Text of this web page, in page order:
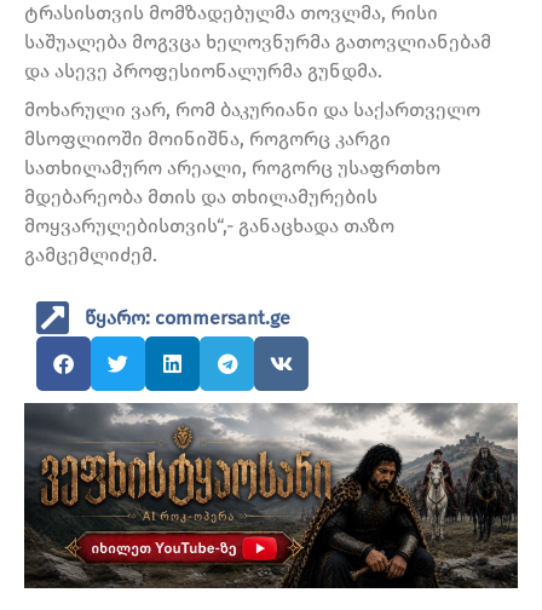
ტრასისთვის მომზადებულმა თოვლმა, რისი
საშუალება მოგვცა ხელოვნურმა გათოვლიანებამ
და ასევე პროფესიონალურმა გუნდმა.
მოხარული ვარ, რომ ბაკურიანი და საქართველო
მსოფლიოში მოინიშნა, როგორც კარგი
სათხილამურო არეალი, როგორც უსაფრთხო
მდებარეობა მთის და თხილამურების
მოყვარულებისთვის“,- განაცხადა თაზო
გამცემლიძემ.
წყარო: commersant.ge